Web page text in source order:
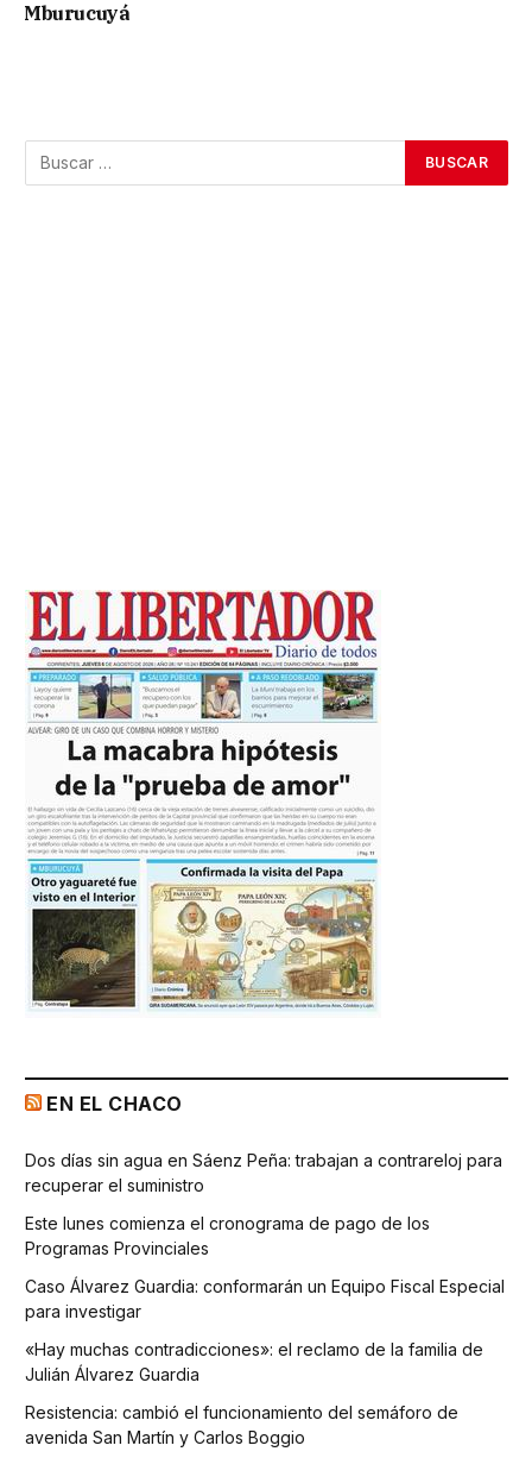
Mburucuyá
EN EL CHACO
Dos días sin agua en Sáenz Peña: trabajan a contrareloj para
recuperar el suministro
Este lunes comienza el cronograma de pago de los
Programas Provinciales
Caso Álvarez Guardia: conformarán un Equipo Fiscal Especial
para investigar
«Hay muchas contradicciones»: el reclamo de la familia de
Julián Álvarez Guardia
Resistencia: cambió el funcionamiento del semáforo de
avenida San Martín y Carlos Boggio